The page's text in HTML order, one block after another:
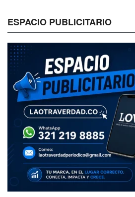
ESPACIO PUBLICITARIO